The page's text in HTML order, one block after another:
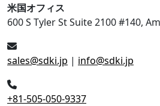
米国オフィス
600 S Tyler St Suite 2100 #140,
sales@sdki.jp | info@sdki.jp
+81-505-050-9337